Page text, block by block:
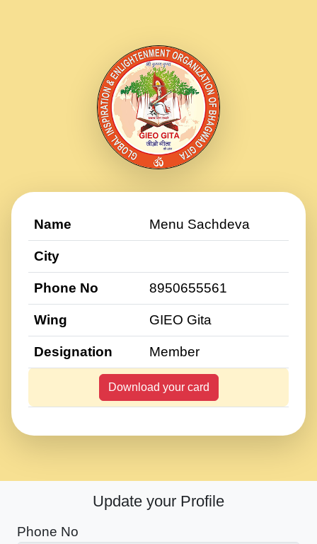
Name Menu Sachdeva
City
Phone No 8950655561
Wing GIEO Gita
Designation Member
Download your card
Update your Profile
Phone No